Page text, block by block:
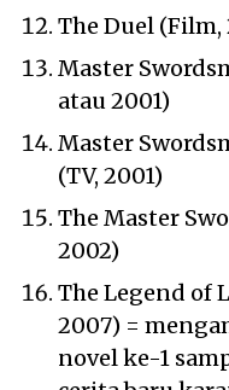
The Duel (Film,
Master
atau 2001)
Master
(TV, 2001)
The Master
2002)
The Legend of
2007) =
novel ke-1